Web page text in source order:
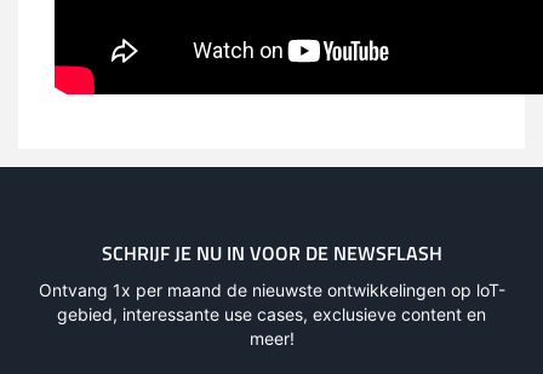
SCHRIJF JE NU IN VOOR DE NEWSFLASH
Ontvang 1x per maand de nieuwste ontwikkelingen op loT-
gebied, interessante use cases, exclusieve content en
meer!